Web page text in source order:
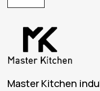
Master Kitchen